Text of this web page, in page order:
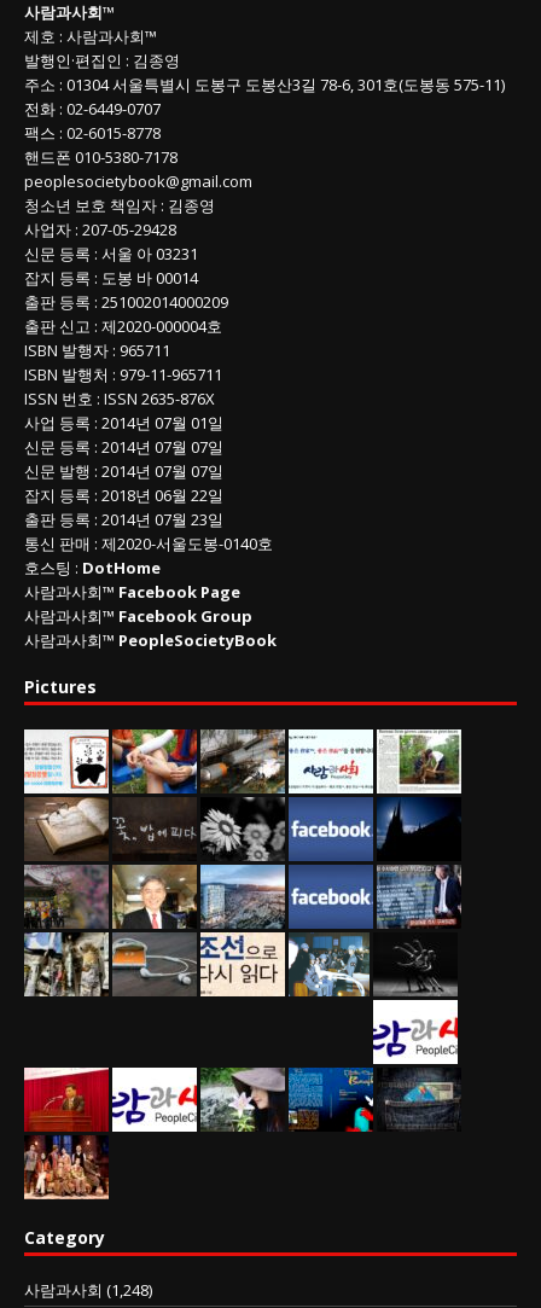
목
록
사람과사회™
제호 : 사람과사회™
발행인·편집인 : 김종영
주소 : 01304서울특별시 도봉구 도봉산3길 78-6, 301호(도봉동 575-11)
전화 : 02-6449-0707
팩스 : 02-6015-8778
핸드폰 010-5380-7178
peoplesocietybook@gmail.com
청소년 보호 책임자 : 김종영
사업자 : 207-05-29428
신문 등록 : 서울 아 03231
잡지 등록 : 도봉 바 00014
출판 등록 : 251002014000209
출판 신고 : 제2020-000004호
ISBN 발행자 : 965711
ISBN 발행처 : 979-11-965711
ISSN 번호 : ISSN 2635-876X
사업 등록 : 2014년 07월 01일
신문 등록 : 2014년 07월 07일
신문 발행 : 2014년 07월 07일
잡지 등록 : 2018년 06월 22일
출판 등록 : 2014년 07월 23일
통신 판매 : 제2020-서울도봉-0140호
호스팅 : DotHome
사람과사회™ Facebook Page
사람과사회™ Facebook Group
사람과사회™ PeopleSocietyBook
Pictures
Category
사람과사회 (1,248)